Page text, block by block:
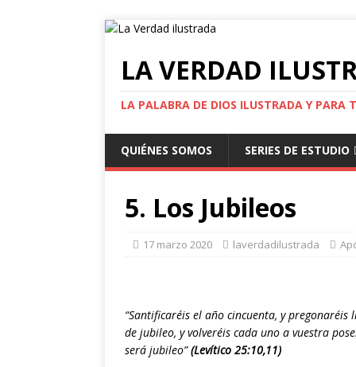
LA VERDAD
LA PALABRA DE DIOS ILUSTRADA Y PARA
QUIÉNES SOMOS SERIES DE ESTUDIO
5. Los Jubileos
17 marzo 2020 laverdadilustrada
“Santificaréis el año cincuenta, y
de jubileo, y volveréis cada uno a vuestra
será jubileo”(Levítico 25:10,11)